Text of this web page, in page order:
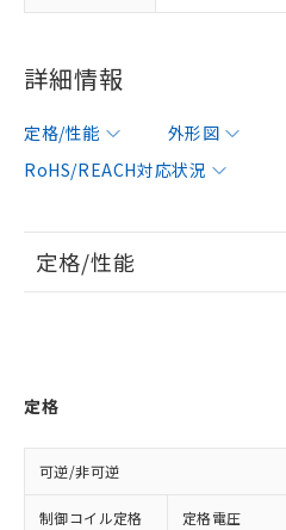
詳細情報
定格/性能 外形図
RoHS/REACH対応状況
定格/性能
定格
可逆/非可逆
制御コイル定格 定格電圧